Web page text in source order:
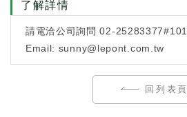
了解詳情
請電洽公司詢問 02-25283377#101
Email: sunny@lepont.com.tw
回列表頁